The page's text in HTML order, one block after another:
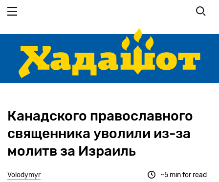
основного
Канадского православного
священника уволили из-за
молитв за Израиль
Volodymyr ~5 min for read